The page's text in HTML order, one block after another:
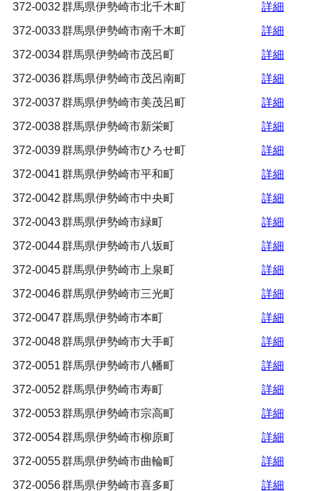
372-0032群馬県伊勢崎市北千木町
詳細
372-0033群馬県伊勢崎市南千木町
詳細
372-0034群馬県伊勢崎市茂呂町
詳細
372-0036群馬県伊勢崎市茂呂南町
詳細
372-0037群馬県伊勢崎市美茂呂町
詳細
372-0038群馬県伊勢崎市新栄町
詳細
372-0039群馬県伊勢崎市ひろせ町
詳細
372-0041群馬県伊勢崎市平和町
詳細
372-0042群馬県伊勢崎市中央町
詳細
372-0043群馬県伊勢崎市緑町
詳細
372-0044群馬県伊勢崎市八坂町
詳細
372-0045群馬県伊勢崎市上泉町
詳細
372-0046群馬県伊勢崎市三光町
詳細
372-0047群馬県伊勢崎市本町
詳細
372-0048群馬県伊勢崎市大手町
詳細
372-0051群馬県伊勢崎市八幡町
詳細
372-0052群馬県伊勢崎市寿町
詳細
372-0053群馬県伊勢崎市宗高町
詳細
372-0054群馬県伊勢崎市柳原町
詳細
372-0055群馬県伊勢崎市曲輪町
詳細
372-0056群馬県伊勢崎市喜多町 詳細